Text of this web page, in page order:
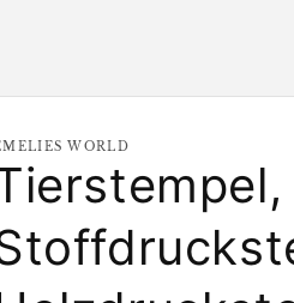
WORLD